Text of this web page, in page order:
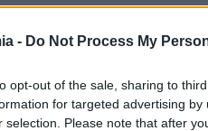
- Do Not Process My
opt-out of the sale, sharing to
for targeted advertising
selection. Please note that after